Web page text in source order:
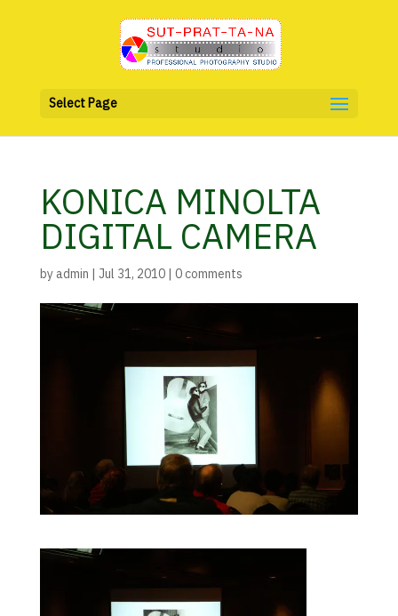
Select Page
KONICA MINOLTA
DIGITAL CAMERA
byadmin | Jul 31, 2010| 0 comments